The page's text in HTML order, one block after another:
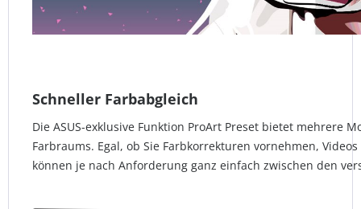
Schneller Farbabgleich
Die ASUS-exklusive Funktion ProArt Preset bietet mehrere
Farbraums. Egal, ob Sie Farbkorrekturen vornehmen,
können je nach Anforderung ganz einfach zwischen den